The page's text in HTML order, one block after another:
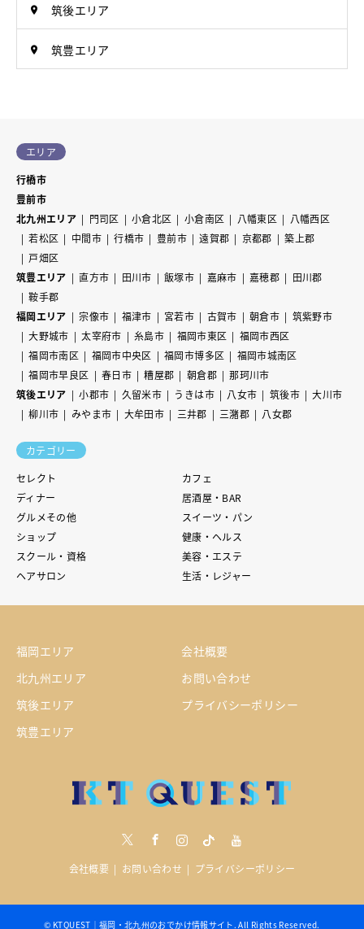
筑後エリア
筑豊エリア
エリア
行橋市
豊前市
北九州エリア
門司区 小倉北区 小倉南区 八幡東区
八幡西区
若松区
中間市 行橋市 豊前市 遠賀郡 京都郡
築上郡
戸畑区
筑豊エリア
直方市 田川市 飯塚市 嘉麻市 嘉穂郡
田川郡
鞍手郡
福岡エリア
宗像市 福津市 宮若市 古賀市 朝倉市
筑紫野市
大野城市
太宰府市 糸島市 福岡市東区
福岡市西区
福岡市南区
福岡市中央区 福岡市博多区
福岡市城南区
福岡市早良区
春日市 糟屋郡 朝倉郡
那珂川市
筑後エリア
小郡市 久留米市 うきは市 八女市 筑後市
大川市
柳川市
みやま市 大牟田市 三井郡 三潴郡 八女郡
カテゴリー
セレクト
カフェ
ディナー
居酒屋・BAR
グルメその他
スイーツ・パン
ショップ
健康・ヘルス
スクール・資格
美容・エステ
ヘアサロン
生活・レジャー
福岡エリア
北九州エリア
筑後エリア
筑豊エリア
会社概要
お問い合わせ
プライバシーポリシー
Instagramtiktock youtube
会社概要 お問い合わせ プライバシーポリシー
© KTQUEST｜福岡・北九州のおでかけ情報サイト . All Rights Reserved.